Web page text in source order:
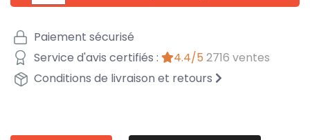
Paiement sécurisé
Service d'avis certifiés :
4.4/5 2716 ventes
Conditions de livraison et retours